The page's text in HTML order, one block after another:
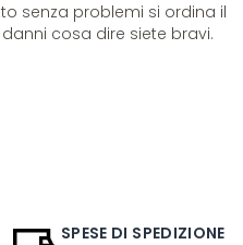
senza problemi si ordina il
cosa dire siete bravi.
SPESE DI SPEDIZIONE